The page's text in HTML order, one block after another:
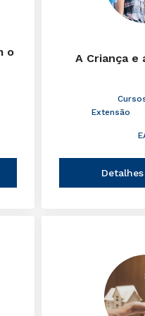
o A Criança e
Extensão